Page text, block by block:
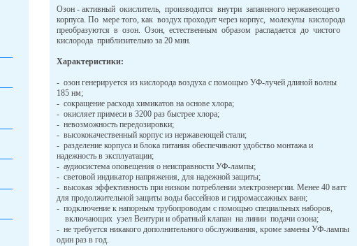
Озон - активный окислитель, производится внутри запаянного нержавеющего
корпуса. По мере того, как воздух проходит через корпус, молекулы кислорода
преобразуются в озон. Озон, естественным образом распадается до чистого
кислорода приблизительно за 20 мин.
Характеристики:
- озон генерируется из кислорода воздуха с помощью УФ-лучей длиной волны
185 нм;
- сокращение расхода химикатов на основе хлора;
- окисляет примеси в 3200 раз быстрее хлора;
- невозможность передозировки;
- высококачественный корпус из нержавеющей стали;
- разделение корпуса и блока питания обеспечивают удобство монтажа и
надежность в эксплуатации;
- аудиосистема оповещения о неисправности УФ-лампы;
- световой индикатор напряжения, для надежной защиты;
- высокая эффективность при низком потреблении электроэнергии. Менее 40 ватт
для продолжительной защиты воды бассейнов и гидромассажных ванн;
- подключение к напорным трубопроводам с помощью специальных наборов,
включающих узел Вентури и обратный клапан на линии подачи озона;
- не требуется никакого дополнительного обслуживания, кроме замены УФ-лампы
один раз в год.